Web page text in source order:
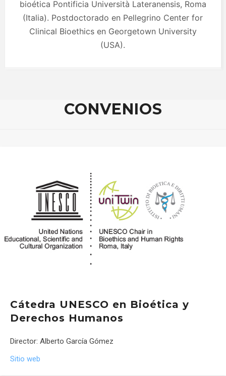
bioética Pontificia Università Lateranensis, Roma
(Italia). Postdoctorado en Pellegrino Center for
Clinical Bioethics en Georgetown University
(USA).
CONVENIOS
Cátedra UNESCO en Bioética y
Derechos Humanos
Director: Alberto García Gómez
Sitio web